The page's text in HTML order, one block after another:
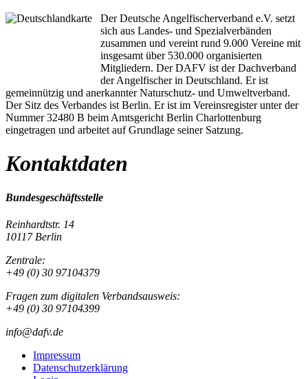
Der Deutsche Angelfischerverband e.V. setzt
sich aus Landes- und Spezialverbänden
zusammen und vereint rund 9.000 Vereine mit
insgesamt über 530.000 organisierten
Mitgliedern. Der DAFV ist der Dachverband
der Angelfischer in Deutschland. Er ist
gemeinnützig und anerkannter Naturschutz- und Umweltverband.
Der Sitz des Verbandes ist Berlin. Er ist im Vereinsregister unter der
Nummer 32480 B beim Amtsgericht Berlin Charlottenburg
eingetragen und arbeitet auf Grundlage seiner Satzung.
Kontaktdaten
Bundesgeschäftsstelle
Reinhardtstr. 14
10117 Berlin
Zentrale:
+49 (0) 30 97104379
Fragen zum digitalen Verbandsausweis:
+49 (0) 30 97104399
info@dafv.de
Impressum
Datenschutzerklärung